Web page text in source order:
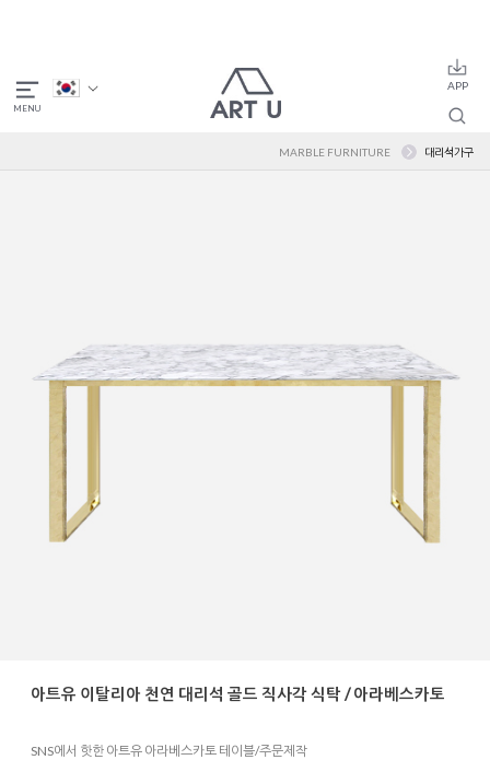
MARBLE FURNITURE 대리석가구
아트유 이탈리아 천연 대리석 골드 직사각 식탁 / 아라베스카토
SNS에서 핫한 아트유 아라베스카토 테이블/주문제작